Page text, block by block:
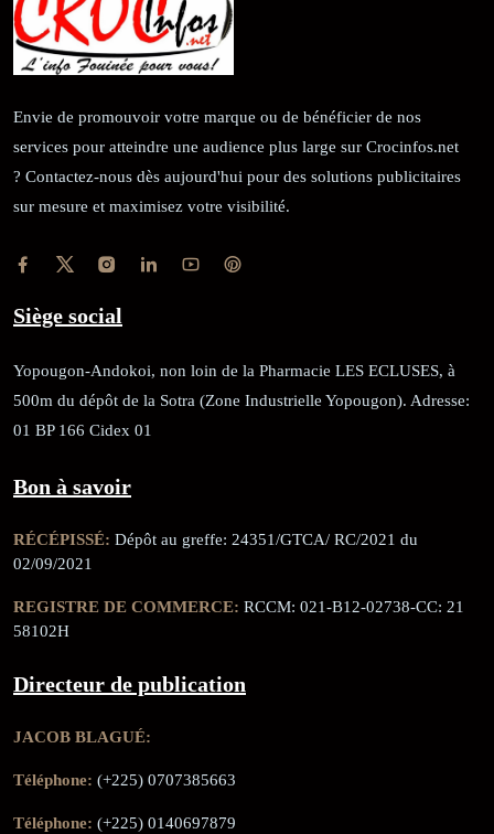
Envie de promouvoir votre marque ou de bénéficier de nos
services pour atteindre une audience plus large sur Crocinfos.net
? Contactez-nous dès aujourd'hui pour des solutions publicitaires
sur mesure et maximisez votre visibilité.
Siège social
Yopougon-Andokoi, non loin de la Pharmacie LES ECLUSES, à
500m du dépôt de la Sotra (Zone Industrielle Yopougon). Adresse:
01 BP 166 Cidex 01
Bon à savoir
RÉCÉPISSÉ: Dépôt au greffe: 24351/GTCA/ RC/2021 du
02/09/2021
REGISTRE DE COMMERCE: RCCM: 021-B12-02738-CC: 21
58102H
Directeur de publication
JACOB BLAGUÉ:
Téléphone: (+225) 0707385663
Téléphone: (+225) 0140697879